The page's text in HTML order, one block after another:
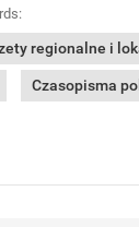
regionalne i
Czasopisma